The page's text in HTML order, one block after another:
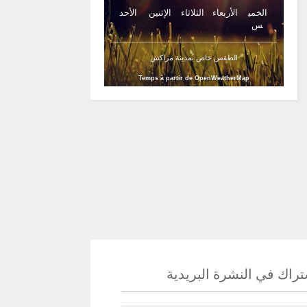
الأحد الإثنين الثلاثاء الأربعاء
الخمي
س
الطقس خاص بمدينة مراكش
Temps à partir de OpenWeatherMap
في النشرة البريدية